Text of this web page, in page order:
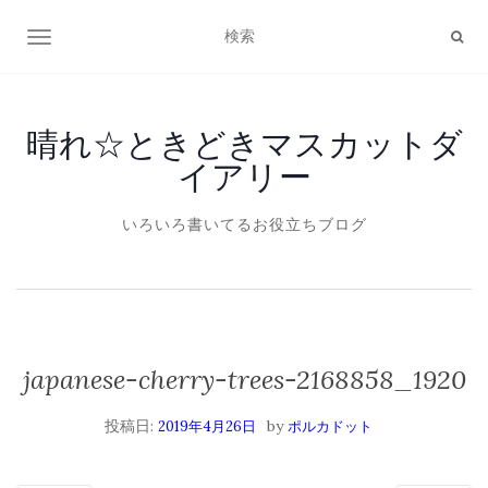
ナビゲーション切り替え
晴れ☆ときどきマスカットダ
イアリー
いろいろ書いてるお役立ちブログ
japanese-cherry-trees-2168858_1920
投稿日: 2019年4月26日 byポルカドット